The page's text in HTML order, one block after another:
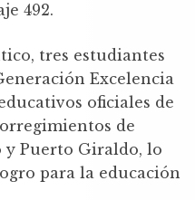
492.
tres estudiantes
Excelencia
oficiales de
de
y Puerto Giraldo, lo
para la educación